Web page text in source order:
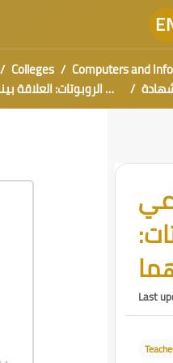
Colleges
Computers and Information
الذكاء الاصطناعي في الروبوتات:
Skip
Last